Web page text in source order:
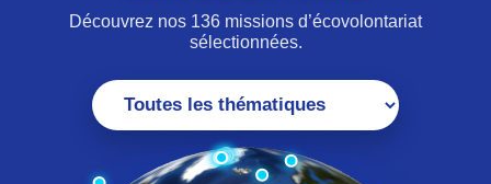
Découvrez nos 136 missions d’écovolontariat
sélectionnées.